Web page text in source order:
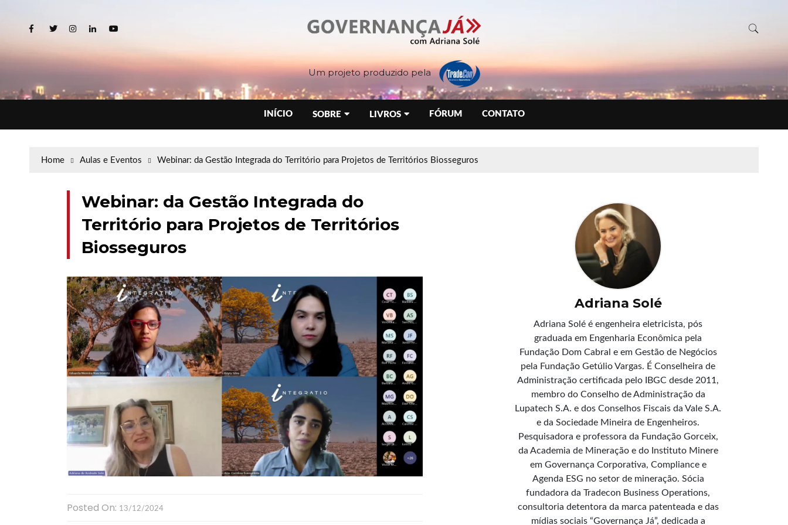
Um projeto produzido pela
INÍCIO SOBRE LIVROS FÓRUM CONTATO
Home Aulas e Eventos Webinar: da Gestão Integrada do Território para Projetos de Territórios Biosseguros
Webinar: da Gestão Integrada do
Território para Projetos de Territórios
Biosseguros
Posted On: 13/12/2024
Adriana Solé
Adriana Solé é engenheira eletricista, pós
graduada em Engenharia Econômica pela
Fundação Dom Cabral e em Gestão de Negócios
pela Fundação Getúlio Vargas. É Conselheira de
Administração certificada pelo IBGC desde 2011,
membro do Conselho de Administração da
Lupatech S.A. e dos Conselhos Fiscais da Vale S.A.
e da Sociedade Mineira de Engenheiros.
Pesquisadora e professora da Fundação Gorceix,
da Academia de Mineração e do Instituto Minere
em Governança Corporativa, Compliance e
Agenda ESG no setor de mineração. Sócia
fundadora da Tradecon Business Operations,
consultoria detentora da marca patenteada e das
mídias sociais “Governança Já”, dedicada a